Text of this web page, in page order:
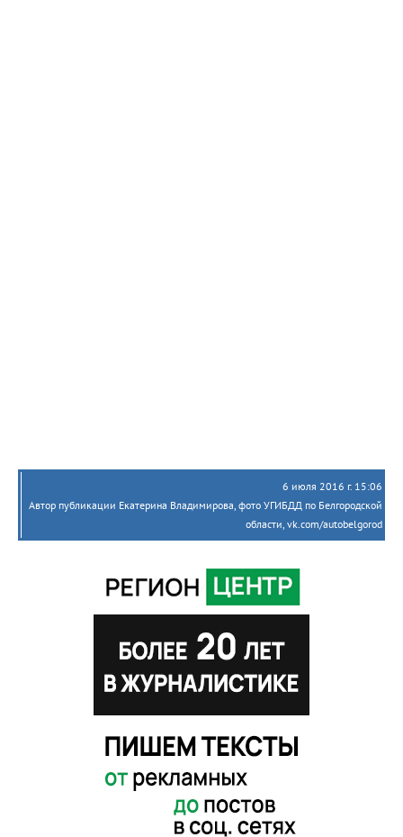
6 июля 2016 г. 15:06
Автор публикации Екатерина Владимирова, фото УГИБДД по Белгородской
области, vk.com/autobelgorod